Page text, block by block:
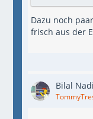
Dazu noch
frisch aus der
Bilal